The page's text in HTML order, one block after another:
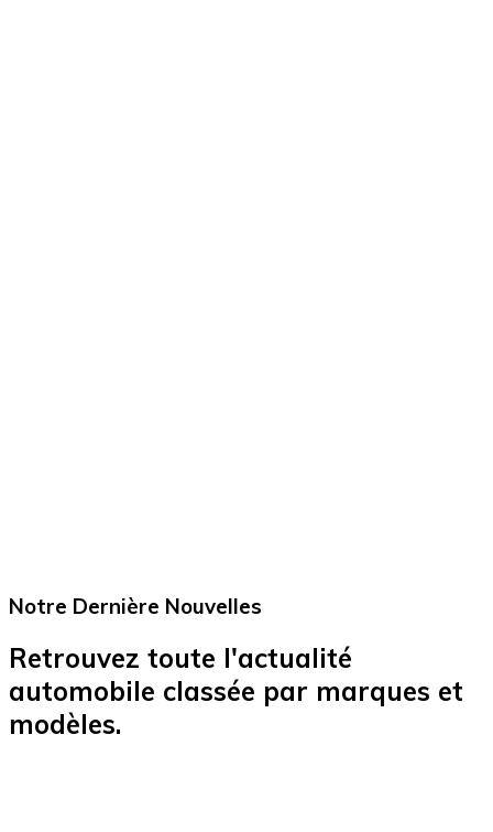
Notre Dernière Nouvelles
Retrouvez toute l'actualité
automobile classée par marques et
modèles.